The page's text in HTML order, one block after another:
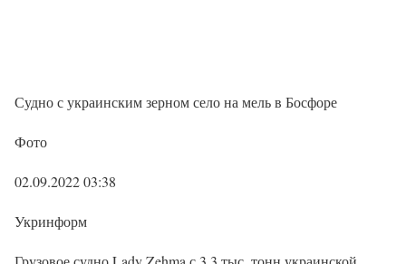
Судно с украинским зерном село на мель в Босфоре
Фото
02.09.2022 03:38
Укринформ